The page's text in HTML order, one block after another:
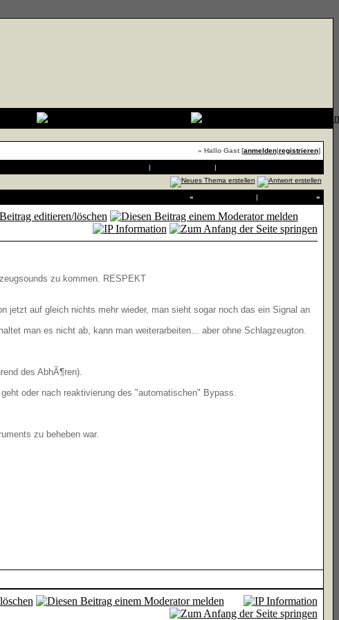
» Hallo Gast [anmelden|registrieren]
| |
« | »
zu kommen. RESPEKT
jetzt auf gleich nichts mehr wieder, man sieht sogar noch das ein Signal an
man es nicht ab, kann man weiterarbeiten... aber ohne Schlagzeugton.
des AbhÃ¶ren).
oder nach reaktivierung des "automatischen" Bypass.
zu beheben war.